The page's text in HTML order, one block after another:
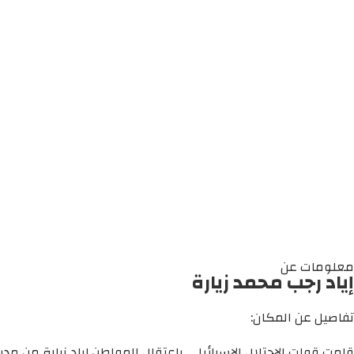
معلومات عن
إياد رجب محمد زيارة
تفاصيل عن المكان: